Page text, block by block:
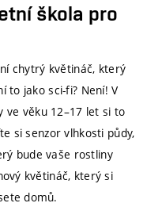
škola pro
chytrý květináč, který
to jako sci-fi? Není! V
ve věku 12–17 let si to
si senzor vlhkosti půdy,
bude vaše rostliny
květináč, který si
domů.